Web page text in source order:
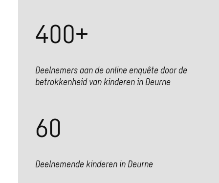
400+
Deelnemers aan de online enquête door de
betrokkenheid van kinderen in Deurne
60
Deelnemende kinderen in Deurne